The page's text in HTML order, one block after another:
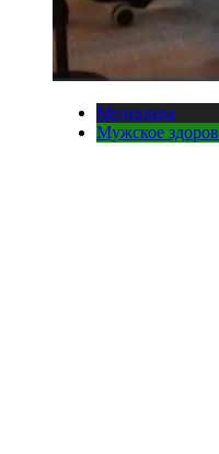
Медицина
Мужское